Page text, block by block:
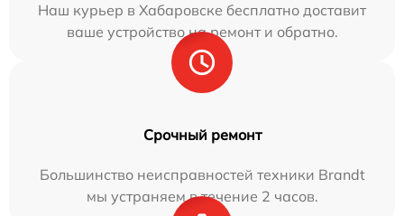
Наш курьер в Хабаровске бесплатно доставит
ваше устройство на ремонт и обратно.
Срочный ремонт
Большинство неисправностей техники Brandt
мы устраняем в течение 2 часов.